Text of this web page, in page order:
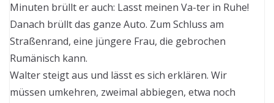
Minuten brüllt er auch: Lasst meinen Va-ter in Ruhe!
Danach brüllt das ganze Auto. Zum Schluss am
Straßenrand, eine jüngere Frau, die gebrochen
Rumänisch kann.
Walter steigt aus und lässt es sich erklären. Wir
müssen umkehren, zweimal abbiegen, etwa noch